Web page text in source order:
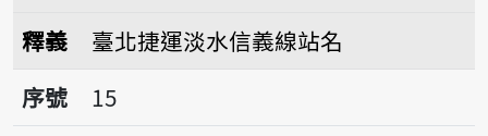
釋義
臺北捷運淡水信義線站名
序號15南京復興
序號
15